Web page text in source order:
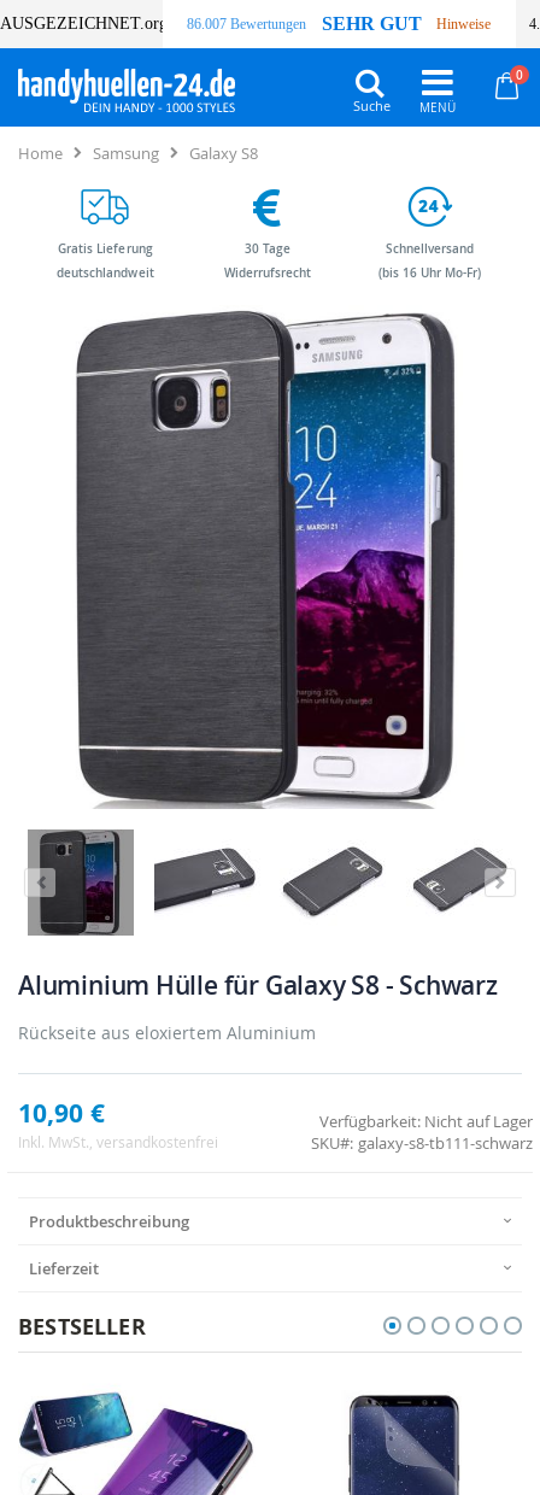
AUSGEZEICHNET.org 86.007 Bewertungen SEHR GUT Hinweise
0
Suche
Home Samsung Galaxy S8
Bildergalerie
Bildergalerie
Aluminium Hülle für Galaxy S8 - Schwarz
Rückseite aus eloxiertem Aluminium
10,90 €
Inkl. MwSt. , versandkostenfrei
Verfügbarkeit: Nicht auf Lager
SKU
galaxy-s8-tb111-schwarz
Produktbeschreibung
Lieferzeit
BESTSELLER
Gratis Lieferung
deutschlandweit
30 Tage
Widerrufsrecht
Schnellversand
(bis 16 Uhr Mo-Fr)